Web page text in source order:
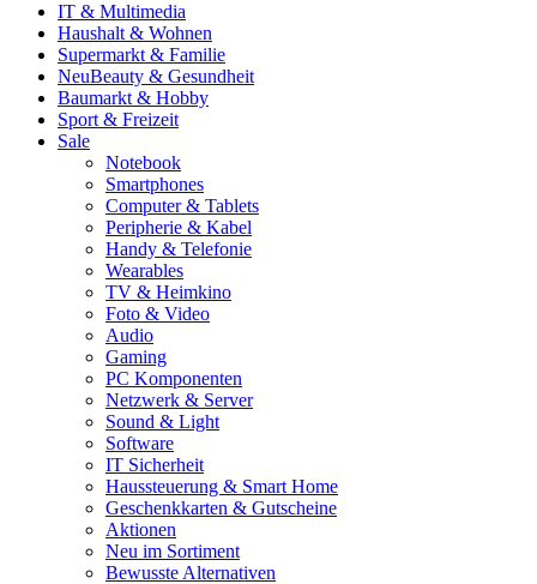
IT & Multimedia
Haushalt & Wohnen
Supermarkt & Familie
NeuBeauty & Gesundheit
Baumarkt & Hobby
Sport & Freizeit
Sale
Notebook
Smartphones
Computer & Tablets
Peripherie & Kabel
Handy & Telefonie
Wearables
TV & Heimkino
Foto & Video
Audio
Gaming
PC Komponenten
Netzwerk & Server
Sound & Light
Software
IT Sicherheit
Haussteuerung & Smart Home
Geschenkkarten & Gutscheine
Aktionen
Neu im Sortiment
Bewusste Alternativen